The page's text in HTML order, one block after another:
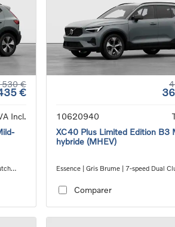
530 €
€
Incl.
10620940
XC40 Plus Limited Edition B3
hybride (MHEV)
Essence | Gris Brume | 7-speed Dual
Comparer